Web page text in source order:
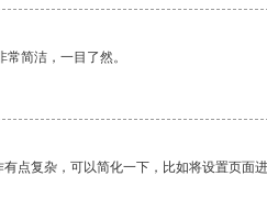
简洁，一目了然。
点复杂，可以简化一下，比如将设置页面进